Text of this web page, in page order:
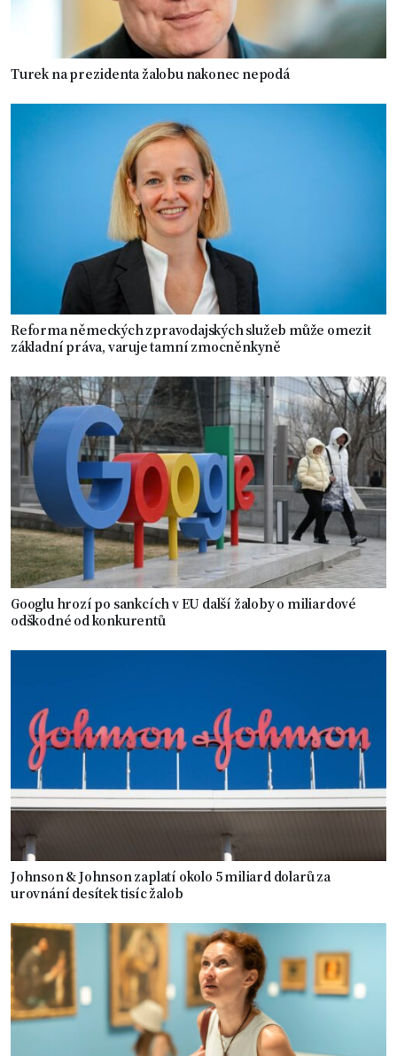
Turek na prezidenta žalobu nakonec nepodá
Reforma německých zpravodajských služeb může omezit
základní práva, varuje tamní zmocněnkyně
Googlu hrozí po sankcích v EU další žaloby o miliardové
odškodné od konkurentů
Johnson & Johnson zaplatí okolo 5 miliard dolarů za
urovnání desítek tisíc žalob